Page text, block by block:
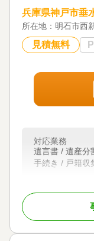
お客様のご自宅
お話しさせて
ご訪問費用は弊
「費用は最初
・交通費、通
・ご請求は納品
ご検討頂ければ
どうぞよろしく
兵庫県神戸市垂
所在地： 明石市西
見積無料
対応業務
遺言書 / 遺産分
手続き / 戸籍収
初回相談無料